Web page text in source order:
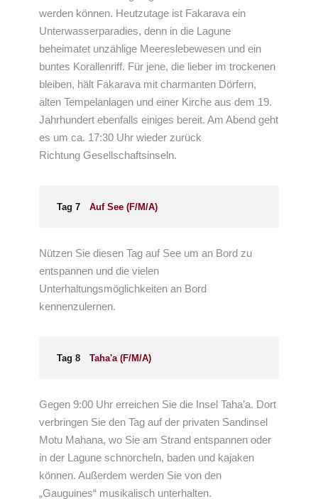
werden können. Heutzutage ist Fakarava ein
Unterwasserparadies, denn in die Lagune
beheimatet unzählige Meereslebewesen und ein
buntes Korallenriff. Für jene, die lieber im trockenen
bleiben, hält Fakarava mit charmanten Dörfern,
alten Tempelanlagen und einer Kirche aus dem 19.
Jahrhundert ebenfalls einiges bereit. Am Abend geht
es um ca. 17:30 Uhr wieder zurück
Richtung Gesellschaftsinseln.
Tag 7 Auf See (F/M/A)
Nützen Sie diesen Tag auf See um an Bord zu
entspannen und die vielen
Unterhaltungsmöglichkeiten an Bord
kennenzulernen.
Tag 8 Taha'a (F/M/A)
Gegen 9:00 Uhr erreichen Sie die Insel Taha’a. Dort
verbringen Sie den Tag auf der privaten Sandinsel
Motu Mahana, wo Sie am Strand entspannen oder
in der Lagune schnorcheln, baden und kajaken
können. Außerdem werden Sie von den
„Gauguines“ musikalisch unterhalten.